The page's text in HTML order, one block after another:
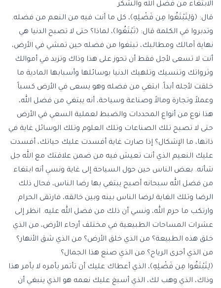
الابتغاء من فضل الله والشكر
قال: ﴿وَلِتَبْتَغُوا مِن فَضْلِهِ﴾، كل ما أنت فيه من النعم من فضله.
وتدبروا في الكلمة قال: ﴿تَبْتَغُوا﴾، لماذا؟ حتى لا تصبح الدنيا هي
نهاية آمالك ومطالبك، تبتغوا من فضله حين تمشي في الأرض،
أنت لا تسعى لأجل فقط أن تحوز على هذا وذاك وتزيد في أموالك
وثرواتك وتنسيك وتلهيك الدنيا بوسائلها وأسبابها المادية ما
خلقت لأجله أبداً. ابتغي من فضله وهو يسعى في الأرض كسباً
وعملاً وتجارة ومالاً وصناعة وسياحة، أنه يبتغي من فضل الله،
هذا نوع من أنواع المحددات والضبط لعملية السعي في الأرض
حتى لا تصبح تلك الصناعات وتلك العلوم وتلك الوسائل غاية في
ذاتها، ما الإشكال؟ إذا صارت غاية أفسدت عليك حياتك، أفسدت
عليك النعيم الذي أنت تعيش فيه من ضمن علاقتك مع الله جل
شأنه. بعض الناس حين حول السياحة إلى غاية ونسي أنه ابتغاء
من فضل الله سبحانه أصبح يبتغي بها رضا الناس، فحال ذلك
الرضا وتلك الغاية لرضا الناس بينه وبين خالقه، فارتقى الحرام
وارتكب ما حرم الله، ونسي أن ذلك من فضل الله عليه. انظر إلى
عشرات المساحات الطبيعية في مختلف أرجاء الأرض، من الذي
خلق هذه الطبيعة؟ من الذي خلق الأرض؟ من الذي شق الأنهار؟
من الذي أجرى الرياح؟ من الذي صنع هذا الجمال؟
﴿لِتَبْتَغُوا مِن فَضْلِهِ﴾، الذي أعطاك عليك أن تأتمر بأمره لا بأمر هذا
وذاك، الذي وهب لك، الذي أسبغ عليك نعمه هو الذي ينبغي أن